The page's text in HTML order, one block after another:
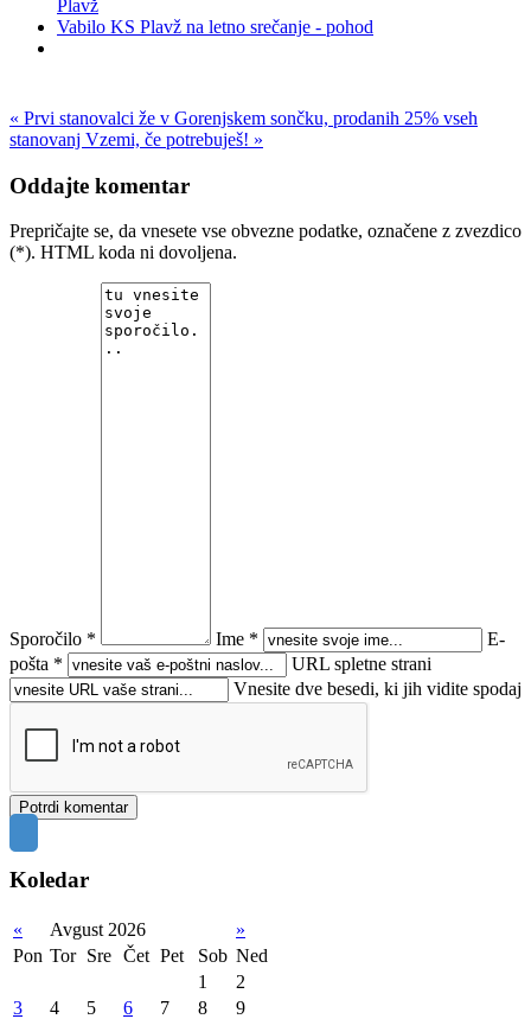
Plavž
Vabilo KS Plavž na letno srečanje - pohod
« Prvi stanovalci že v Gorenjskem sončku, prodanih 25% vseh
stanovanj Vzemi, če potrebuješ! »
Oddajte komentar
Prepričajte se, da vnesete vse obvezne podatke, označene z zvezdico
(*). HTML koda ni dovoljena.
Sporočilo * Ime *
E-
pošta *
URL spletne strani
Vnesite dve besedi, ki jih vidite spodaj
Koledar
« Avgust 2026
»
Pon Tor Sre Čet Pet Sob Ned
1
2
3
4 5 6 7 8
9